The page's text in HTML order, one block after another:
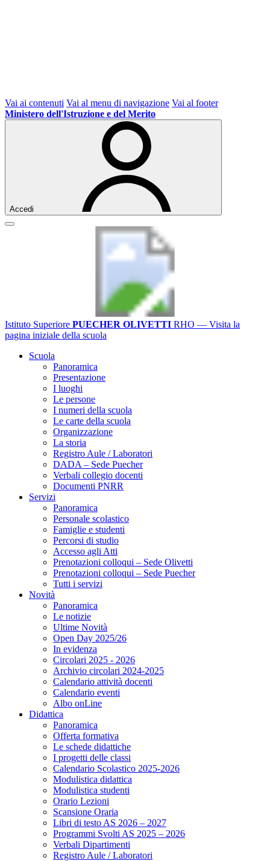
Vai ai contenuti Vai al menu di navigazione Vai al footer
Ministero dell'Istruzione e del Merito
Accedi
Istituto Superiore PUECHER OLIVETTI RHO — Visita la
pagina iniziale della scuola
Scuola
Panoramica
Presentazione
I luoghi
Le persone
I numeri della scuola
Le carte della scuola
Organizzazione
La storia
Registro Aule / Laboratori
DADA – Sede Puecher
Verbali collegio docenti
Documenti PNRR
Servizi
Panoramica
Personale scolastico
Famiglie e studenti
Percorsi di studio
Accesso agli Atti
Prenotazioni colloqui – Sede Olivetti
Prenotazioni colloqui – Sede Puecher
Tutti i servizi
Novità
Panoramica
Le notizie
Ultime Novità
Open Day 2025/26
In evidenza
Circolari 2025 - 2026
Archivio circolari 2024-2025
Calendario attività docenti
Calendario eventi
Albo onLine
Didattica
Panoramica
Offerta formativa
Le schede didattiche
I progetti delle classi
Calendario Scolastico 2025-2026
Modulistica didattica
Modulistica studenti
Orario Lezioni
Scansione Oraria
Libri di testo AS 2026 – 2027
Programmi Svolti AS 2025 – 2026
Verbali Dipartimenti
Registro Aule / Laboratori